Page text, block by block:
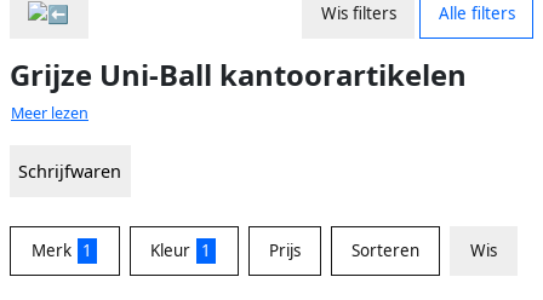
Wis filters Alle filters
Grijze Uni-Ball kantoorartikelen
Meer lezen
Schrijfwaren
Merk 1 Kleur 1 Prijs Sorteren Wis